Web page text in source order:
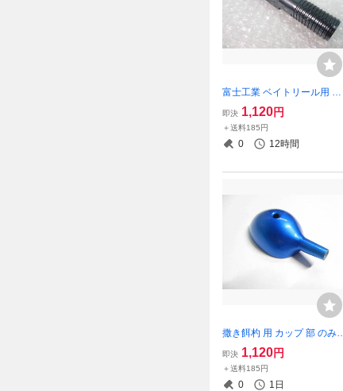
富士工業 ベイトリール用 リ
ールシート パームス SD17
塗装済み 中古 フジ （改造 カ
スタム 修理修復 リールシー
ト交換 ロッドビルディング
即決 1,120円
＋送料185円
0 12時間
撒き餌杓 用 カップ 部 のみ
【LMサイズ：スーパーブル
ー】（ダイワ シマノ がまか
つ ダイコー
即決 1,120円
＋送料185円
0 1日